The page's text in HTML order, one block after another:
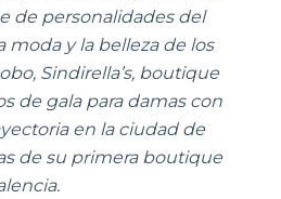
de personalidades del
y la belleza de los
Sindirella’s, boutique
de gala para damas con
en la ciudad de
de su primera boutique